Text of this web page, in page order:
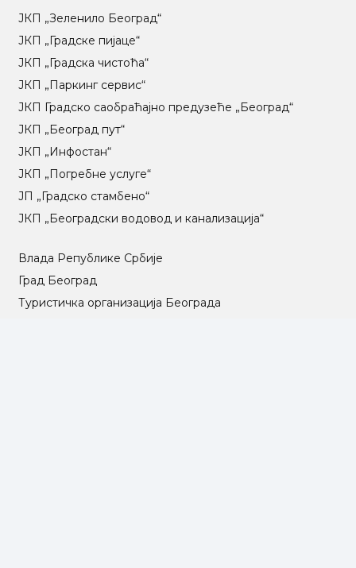
ЈКП „Зеленило Београд“
ЈКП „Градске пијаце“
ЈКП „Градска чистоћа“
ЈКП „Паркинг сервис“
ЈКП Градско саобраћајно предузеће „Београд“
ЈКП „Београд пут“
ЈКП „Инфостан“
ЈКП „Погребне услуге“
ЈП „Градско стамбено“
ЈКП „Београдски водовод и канализација“
Влада Републике Србије
Град Београд
Туристичка организација Београда